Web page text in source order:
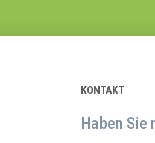
KONTAKT
Haben Sie